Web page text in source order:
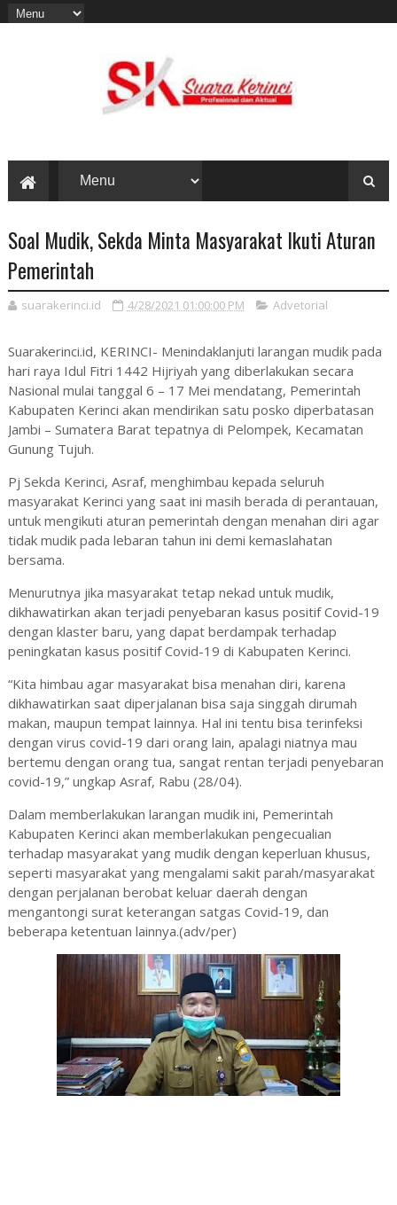
Soal Mudik, Sekda Minta Masyarakat Ikuti Aturan
Pemerintah
suarakerinci.id 4/28/2021 01:00:00 PM Advetorial
Suarakerinci.id, KERINCI- Menindaklanjuti larangan mudik pada
hari raya Idul Fitri 1442 Hijriyah yang diberlakukan secara
Nasional mulai tanggal 6 – 17 Mei mendatang, Pemerintah
Kabupaten Kerinci akan mendirikan satu posko diperbatasan
Jambi – Sumatera Barat tepatnya di Pelompek, Kecamatan
Gunung Tujuh.
Pj Sekda Kerinci, Asraf, menghimbau kepada seluruh
masyarakat Kerinci yang saat ini masih berada di perantauan,
untuk mengikuti aturan pemerintah dengan menahan diri agar
tidak mudik pada lebaran tahun ini demi kemaslahatan
bersama.
Menurutnya jika masyarakat tetap nekad untuk mudik,
dikhawatirkan akan terjadi penyebaran kasus positif Covid-19
dengan klaster baru, yang dapat berdampak terhadap
peningkatan kasus positif Covid-19 di Kabupaten Kerinci.
“Kita himbau agar masyarakat bisa menahan diri, karena
dikhawatirkan saat diperjalanan bisa saja singgah dirumah
makan, maupun tempat lainnya. Hal ini tentu bisa terinfeksi
dengan virus covid-19 dari orang lain, apalagi niatnya mau
bertemu dengan orang tua, sangat rentan terjadi penyebaran
covid-19,” ungkap Asraf, Rabu (28/04).
Dalam memberlakukan larangan mudik ini, Pemerintah
Kabupaten Kerinci akan memberlakukan pengecualian
terhadap masyarakat yang mudik dengan keperluan khusus,
seperti masyarakat yang mengalami sakit parah/masyarakat
dengan perjalanan berobat keluar daerah dengan
mengantongi surat keterangan satgas Covid-19, dan
beberapa ketentuan lainnya.(adv/per)